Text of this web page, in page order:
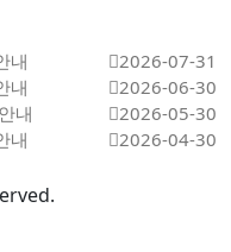
내
2026-07-31
내
2026-06-30
내
2026-05-30
내
2026-04-30